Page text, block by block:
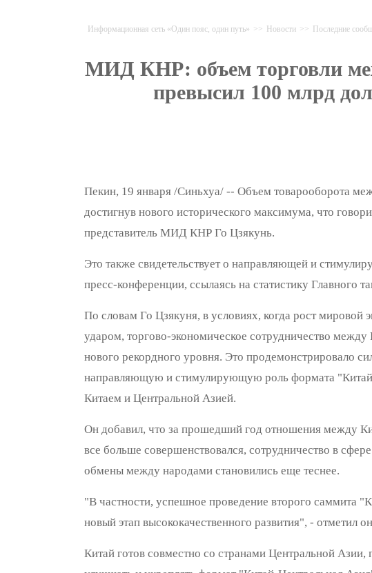
Информационная сеть «Один пояс, один путь» >> Новости >> Последние
МИД КНР: объем торговли
превысил 100 млрд
Пекин, 19 января /Синьхуа/ -- Объем товарооборота
достигнув нового исторического максимума, что
представитель МИД КНР Го Цзякунь.
Это также свидетельствует о направляющей и
пресс-конференции, ссылаясь на статистику Главного
По словам Го Цзякуня, в условиях, когда рост мировой
ударом, торгово-экономическое сотрудничество
нового рекордного уровня. Это продемонстрировало
направляющую и стимулирующую роль формата
Китаем и Центральной Азией.
Он добавил, что за прошедший год отношения между
все больше совершенствовался, сотрудничество в
обмены между народами становились еще теснее.
"В частности, успешное проведение второго саммита
новый этап высококачественного развития", - отметил
Китай готов совместно со странами Центральной